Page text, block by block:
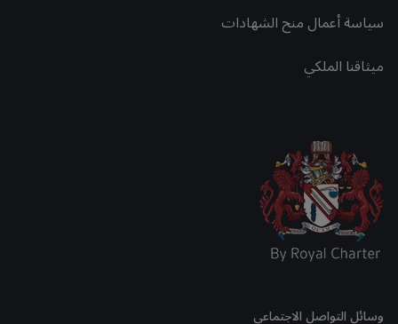
سياسة أعمال منح الشهادات
ميثاقنا الملكي
وسائل التواصل الاجتماعي